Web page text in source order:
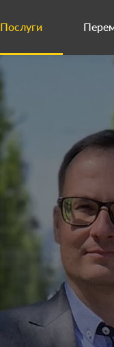
Послуги